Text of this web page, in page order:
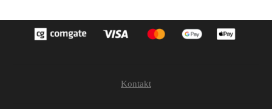
Kontakt